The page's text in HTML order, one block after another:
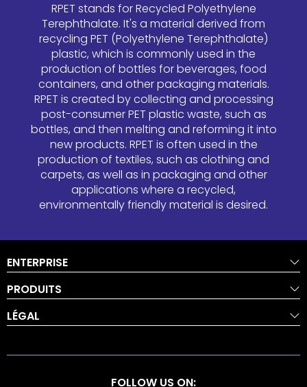
RPET stands for Recycled Polyethylene
Terephthalate. It's a material derived from
recycling PET (Polyethylene Terephthalate)
plastic, which is commonly used in the
production of bottles for beverages, food
containers, and other packaging materials.
RPET is created by collecting and processing
post-consumer PET plastic waste, such as
bottles, and then melting and reforming it into
new products. RPET is often used in the
production of textiles, such as clothing and
carpets, as well as in packaging and other
applications where a recycled,
environmentally friendly material is desired.
ENTERPRISE
PRODUITS
LÉGAL
FOLLOW US ON: